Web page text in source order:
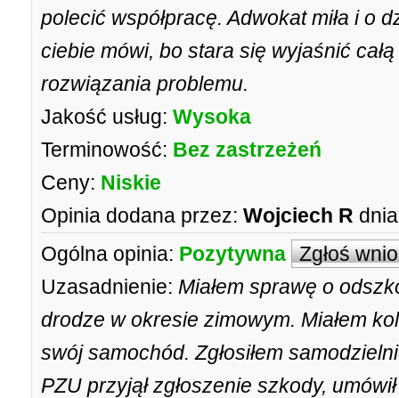
polecić współpracę. Adwokat miła i o
ciebie mówi, bo stara się wyjaśnić
rozwiązania problemu.
Jakość usług: Wysoka
Terminowość: Bez zastrzeżeń
Ceny: Niskie
Opinia dodana przez: Wojciech R
Ogólna opinia: Pozytywna Zgłoś
Uzasadnienie: Miałem sprawę o
drodze w okresie zimowym. Miałem
swój samochód. Zgłosiłem
PZU przyjął zgłoszenie szkody,